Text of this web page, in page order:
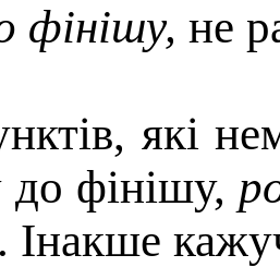
фiнiшу, не
якi
до фiнiшу,
Інакше